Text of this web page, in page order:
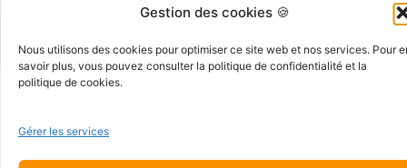
Gestion des cookies 🍪
Nous utilisons des cookies pour optimiser ce site web et nos services. Pour
savoir plus, vous pouvez consulter la politique de confidentialité et la
politique de cookies.
Gérer les services